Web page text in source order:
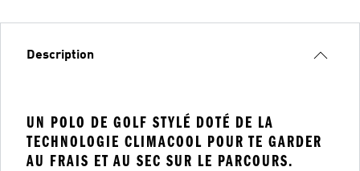
Description
UN POLO DE GOLF STYLÉ DOTÉ DE LA
TECHNOLOGIE CLIMACOOL POUR TE GARDER
AU FRAIS ET AU SEC SUR LE PARCOURS.